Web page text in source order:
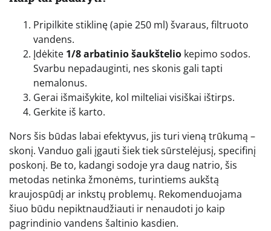
Pripilkite stiklinę (apie 250 ml) švaraus, filtruoto
vandens.
Įdėkite 1/8 arbatinio šaukštelio kepimo sodos.
Svarbu nepadauginti, nes skonis gali tapti
nemalonus.
Gerai išmaišykite, kol milteliai visiškai ištirps.
Gerkite iš karto.
Nors šis būdas labai efektyvus, jis turi vieną trūkumą –
skonį. Vanduo gali įgauti šiek tiek sūrstelėjusį, specifinį
poskonį. Be to, kadangi sodoje yra daug natrio, šis
metodas netinka žmonėms, turintiems aukštą
kraujospūdį ar inkstų problemų. Rekomenduojama
šiuo būdu nepiktnaudžiauti ir nenaudoti jo kaip
pagrindinio vandens šaltinio kasdien.